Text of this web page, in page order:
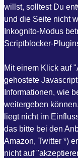
willst, solltest Du
und die Seite nicht
Inkognito-Modus
Scriptblocker-
Mit einem Klick auf
gehostete
Informationen, wie
weitergeben
liegt nicht im
das bitte bei den
Amazon, Twitter *)
nicht auf